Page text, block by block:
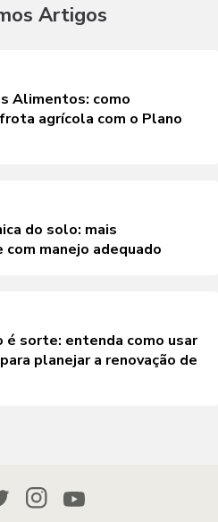
Artigos
Alimentos: como
agrícola com o Plano
do solo: mais
manejo adequado
é sorte: entenda como usar
planejar a renovação de